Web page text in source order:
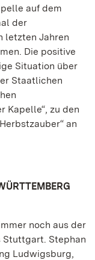
auf dem
der
letzten Jahren
Die positive
Situation über
Staatlichen
Kapelle“, zu den
an
noch aus der
Stuttgart. Stephan
Ludwigsburg,